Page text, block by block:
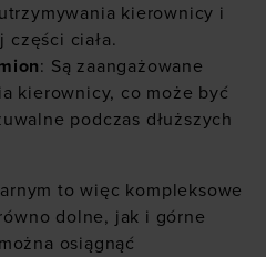
kierownicy i
ciała.
: Są zaangażowane
kierownicy, co może być
podczas dłuższych
to więc kompleksowe
dolne, jak i górne
osiągnąć